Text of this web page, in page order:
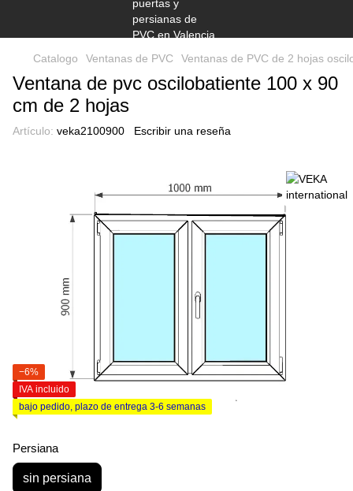
Catalogo Ventanas de PVC Ventanas de PVC de 2 hojas
Ventana de pvc oscilobatiente 100 x 90
cm de 2 hojas
Artículo: veka2100900 Escribir una reseña
−6%
IVA incluido
bajo pedido, plazo de entrega 3-6 semanas
Persiana
sin persiana